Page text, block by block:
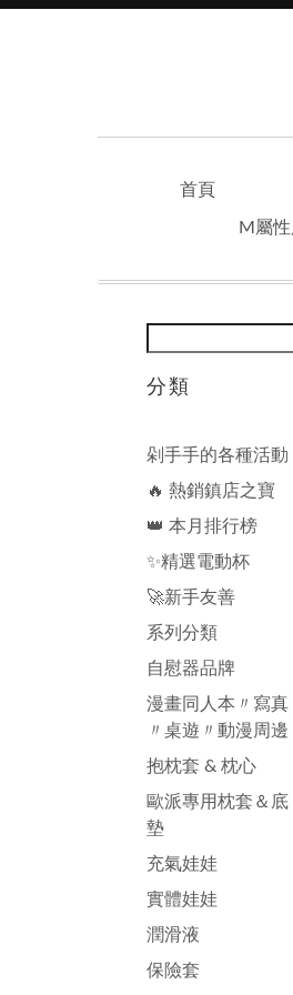
首頁
M屬
分類
剁手手的各種活動
🔥 熱銷鎮店之寶
👑 本月排行榜
✨精選電動杯
🚀新手友善
系列分類
自慰器品牌
漫畫同人本〃寫真
〃桌遊〃動漫周邊
抱枕套 & 枕心
歐派專用枕套＆底
墊
充氣娃娃
實體娃娃
潤滑液
保險套